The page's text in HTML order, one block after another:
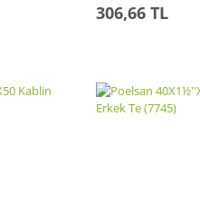
306,66 TL